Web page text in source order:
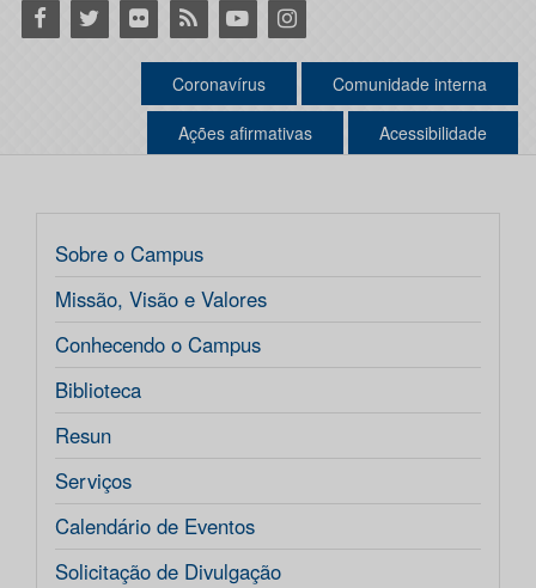
Facebook
Twitter Flickr RSS YoutubeInstagram
Coronavírus Comunidade interna
Ações afirmativas Acessibilidade
Sobre o Campus
Missão, Visão e Valores
Conhecendo o Campus
Biblioteca
Resun
Serviços
Calendário de Eventos
Solicitação de Divulgação